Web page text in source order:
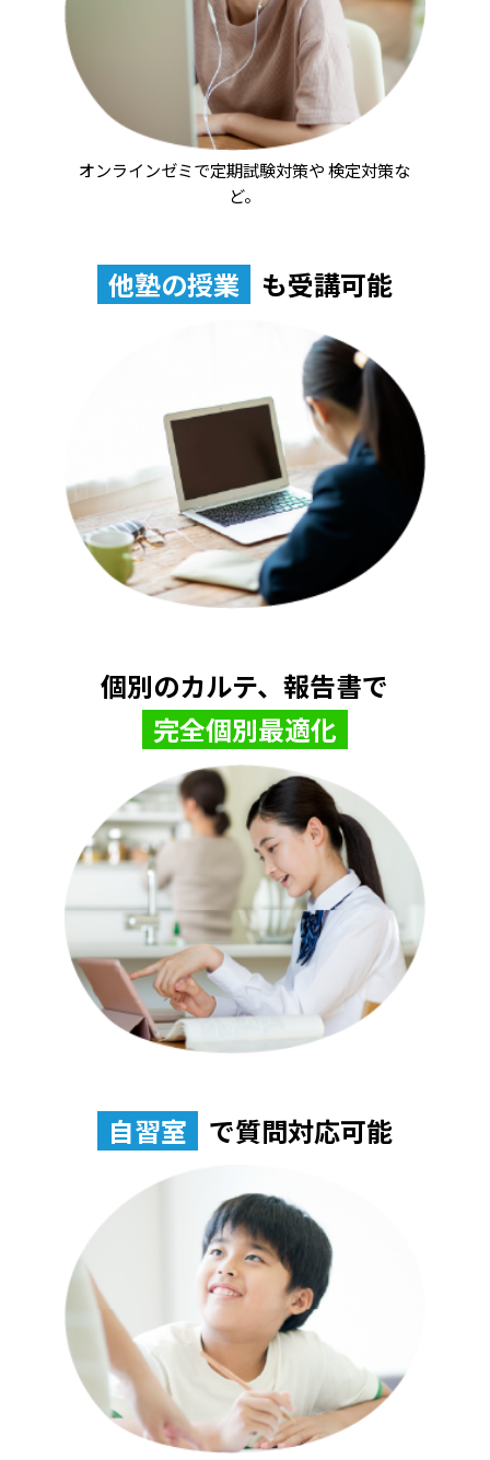
オンラインゼミで定期試験対策や検定対策な
ど。
他塾の授業 も受講可能
個別のカルテ、報告書で
完全個別最適化
自習室 で質問対応可能